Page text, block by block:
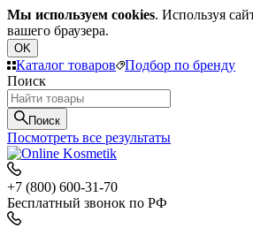
Мы используем cookies. Используя
вашего браузера.
OK
Каталог товаров
Подбор по бренду
Поиск
Поиск
Посмотреть все результаты
+7 (800) 600-31-70
Бесплатный звонок по РФ